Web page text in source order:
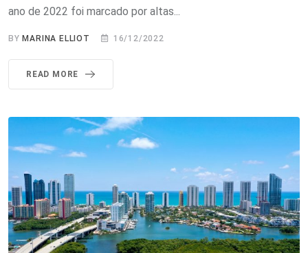
ano de 2022 foi marcado por altas...
BYMARINA ELLIOT 16/12/2022
READ MORE